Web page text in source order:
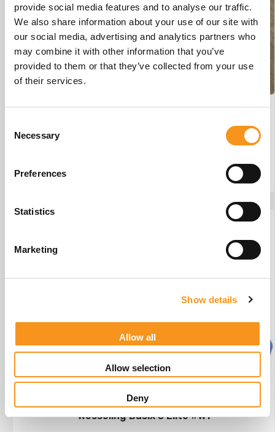
provide social media features and to analyse our traffic.
We also share information about your use of our site with
our social media, advertising and analytics partners who
may combine it with other information that you’ve
provided to them or that they’ve collected from your use
of their services.
Selection
Necessary
Preferences
Statistics
Marketing
Show details
Allow all
Allow selection
Deny
Wesseling Basix 3 Elite #W1